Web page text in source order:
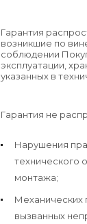
Гарантия
возникшие по
соблюдении
эксплуатации,
указанных в
Гарантия не
Нарушения
технического
монтажа;
Механических
вызванных